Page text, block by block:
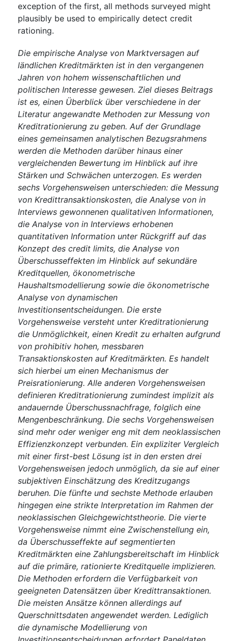
exception of the first, all methods surveyed might
plausibly be used to empirically detect credit
rationing.
Die empirische Analyse von Marktversagen auf
ländlichen Kreditmärkten ist in den vergangenen
Jahren von hohem wissenschaftlichen und
politischen Interesse gewesen. Ziel dieses Beitrags
ist es, einen Überblick über verschiedene in der
Literatur angewandte Methoden zur Messung von
Kreditrationierung zu geben. Auf der Grundlage
eines gemeinsamen analytischen Bezugsrahmens
werden die Methoden darüber hinaus einer
vergleichenden Bewertung im Hinblick auf ihre
Stärken und Schwächen unterzogen. Es werden
sechs Vorgehensweisen unterschieden: die Messung
von Kredittransaktionskosten, die Analyse von in
Interviews gewonnenen qualitativen Informationen,
die Analyse von in Interviews erhobenen
quantitativen Information unter Rückgriff auf das
Konzept des credit limits, die Analyse von
Überschusseffekten im Hinblick auf sekundäre
Kreditquellen, ökonometrische
Haushaltsmodellierung sowie die ökonometrische
Analyse von dynamischen
Investitionsentscheidungen. Die erste
Vorgehensweise versteht unter Kreditrationierung
die Unmöglichkeit, einen Kredit zu erhalten aufgrund
von prohibitiv hohen, messbaren
Transaktionskosten auf Kreditmärkten. Es handelt
sich hierbei um einen Mechanismus der
Preisrationierung. Alle anderen Vorgehensweisen
definieren Kreditrationierung zumindest implizit als
andauernde Überschussnachfrage, folglich eine
Mengenbeschränkung. Die sechs Vorgehensweisen
sind mehr oder weniger eng mit dem neoklassischen
Effizienzkonzept verbunden. Ein expliziter Vergleich
mit einer first-best Lösung ist in den ersten drei
Vorgehensweisen jedoch unmöglich, da sie auf einer
subjektiven Einschätzung des Kreditzugangs
beruhen. Die fünfte und sechste Methode erlauben
hingegen eine strikte Interpretation im Rahmen der
neoklassischen Gleichgewichtstheorie. Die vierte
Vorgehensweise nimmt eine Zwischenstellung ein,
da Überschusseffekte auf segmentierten
Kreditmärkten eine Zahlungsbereitschaft im Hinblick
auf die primäre, rationierte Kreditquelle implizieren.
Die Methoden erfordern die Verfügbarkeit von
geeigneten Datensätzen über Kredittransaktionen.
Die meisten Ansätze können allerdings auf
Querschnittsdaten angewendet werden. Lediglich
die dynamische Modellierung von